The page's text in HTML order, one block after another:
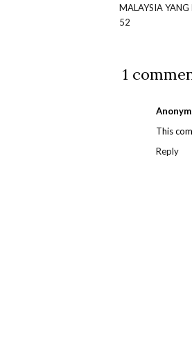
MALAYSIA YANG
52
1
This
Reply